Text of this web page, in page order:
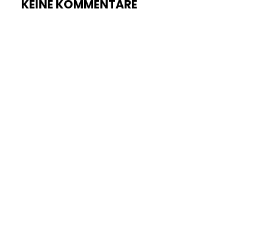
KEINE KOMMENTARE